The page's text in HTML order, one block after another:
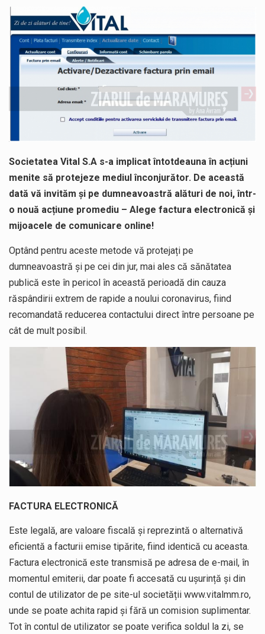
Fostul deputat si primar Cătălin Cherecheș a fost invitat la Horia Nasra Show unde a sustinut o dezbatere pe teme…
Liceul Ucrainean „Taras Șevcenko” din Sighetu Marmației, singurul liceu din România cu predare în limba ucraineană, are potențialul de a-și…
Proiectul pentru reconstrucția definitivă a podului peste râul Săsar din Baia Mare avansează într-o nouă etapă concretă. După asigurarea finanțării…
COD GALBEN. Interval de valabilitate: 07 august, ora 12.00 – 07 august, ora 23.00 / Fenomene vizate: instabilitate atmosferică, intensificări…
Societatea Vital S.A s-a implicat întotdeauna în acțiuni
menite să protejeze mediul înconjurător. De această
dată vă invităm și pe dumneavoastră alături de noi, într-
o nouă acțiune promediu – Alege factura electronică și
mijoacele de comunicare online!
Optând pentru aceste metode vă protejați pe
dumneavoastră și pe cei din jur, mai ales că sănătatea
publică este în pericol în această perioadă din cauza
răspândirii extrem de rapide a noului coronavirus, fiind
recomandată reducerea contactului direct între persoane pe
cât de mult posibil.
FACTURA ELECTRONICĂ
Este legală, are valoare fiscală și reprezintă o alternativă
eficientă a facturii emise tipărite, fiind identică cu aceasta.
Factura electronică este transmisă pe adresa de e-mail, în
momentul emiterii, dar poate fi accesată cu ușurință și din
contul de utilizator de pe site-ul societății www.vitalmm.ro,
unde se poate achita rapid și fără un comision suplimentar.
Tot în contul de utilizator se poate verifica soldul la zi, se